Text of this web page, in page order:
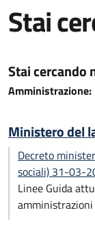
Stai
Stai cercando
Amministrazione:
Ministero del
Decreto
sociali) 31-03-
Linee Guida